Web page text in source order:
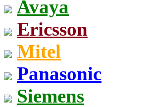
Avaya
Ericsson
Mitel
Panasonic
Siemens